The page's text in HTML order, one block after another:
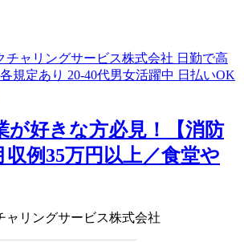
が好きな方必見！【消防
例35万円以上／食堂や
ャリングサービス株式会社